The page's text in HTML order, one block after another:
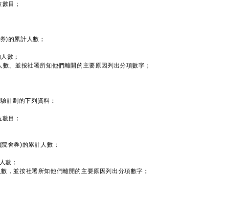
目；
)的累計人數；
數；
數、並按社署所知他們離開的主要原因列出分項數字；
計劃的下列資料：
目；
舍券)的累計人數；
數；
，並按社署所知他們離開的主要原因列出分項數字；